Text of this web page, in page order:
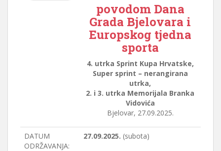
povodom Dana
Grada Bjelovara i
Europskog tjedna
sporta
4. utrka Sprint Kupa Hrvatske,
Super sprint – nerangirana
utrka,
2. i 3. utrka Memorijala Branka
Vidovića
Bjelovar, 27.09.2025.
DATUM
ODRŽAVANJA:
27.09.2025. (subota)